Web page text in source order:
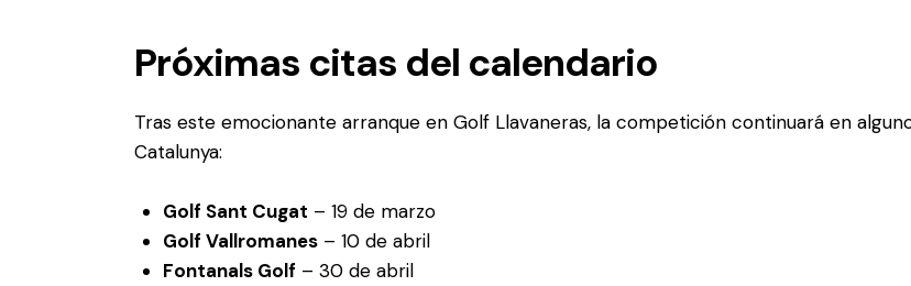
Próximas citas del calendario
Tras este emocionante arranque en Golf Llavaneras, la competición continuará en
Catalunya:
Golf Sant Cugat – 19 de marzo
Golf Vallromanes– 10 de abril
Fontanals Golf – 30 de abril